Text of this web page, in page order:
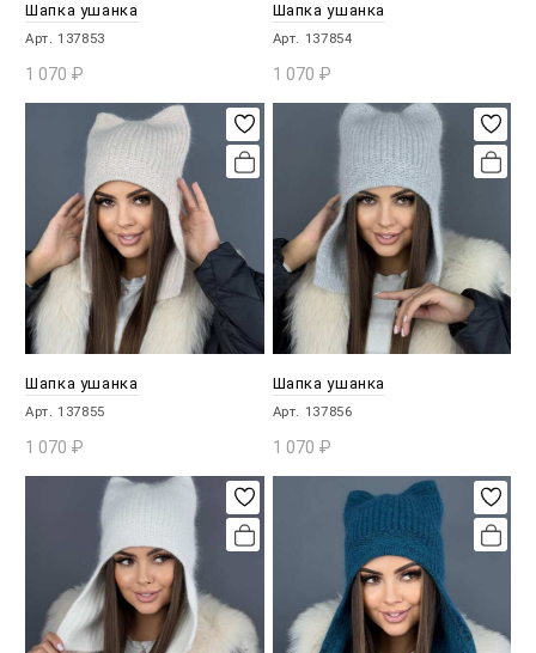
Шапка ушанка
Арт. 137853
1 070 ₽
В КОРЗИНУ
Шапка ушанка
Арт. 137854
1 070 ₽
В КОРЗИНУ
Шапка ушанка
Арт. 137855
1 070 ₽
В КОРЗИНУ
Шапка ушанка
Арт. 137856
1 070 ₽
В КОРЗИНУ